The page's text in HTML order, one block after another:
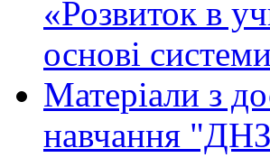
«Розвиток в
основі
Матеріали з
навчання